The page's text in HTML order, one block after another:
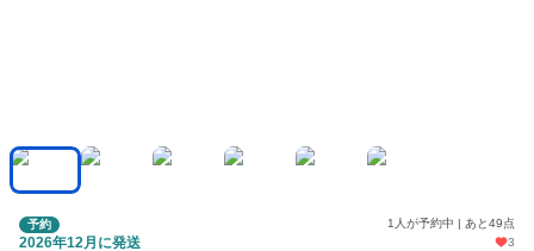
予約 1人が予約中 | あと49点
2026年12月に発送 3